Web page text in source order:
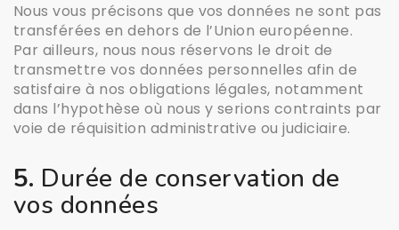
Nous vous précisons que vos données ne sont pas
transférées en dehors de l’Union européenne.
Par ailleurs, nous nous réservons le droit de
transmettre vos données personnelles afin de
satisfaire à nos obligations légales, notamment
dans l’hypothèse où nous y serions contraints par
voie de réquisition administrative ou judiciaire.
5. Durée de conservation de
vos données